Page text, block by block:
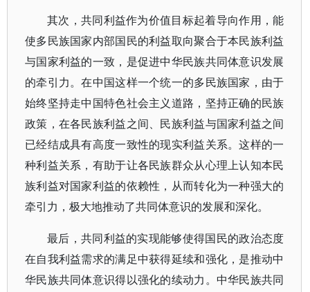
其次，共同利益作为价值目标起着导向作用，能
使多民族国家内部国民的利益取向聚合于本民族利益
与国家利益的一致，是促进中华民族共同体意识发展
的牵引力。在中国这样一个统一的多民族国家，由于
始终坚持走中国特色社会主义道路，坚持正确的民族
政策，在各民族利益之间、民族利益与国家利益之间
已经结成具有高度一致性的现实利益关系。这样的一
种利益关系，有助于让各民族群众从心理上认知本民
族利益对国家利益的依赖性，从而转化为一种强大的
牵引力，极大地推动了共同体意识的发展和深化。
最后，共同利益的实现能够使得国民的政治态度
在自我利益需求的满足中获得延续和强化，是推动中
华民族共同体意识得以强化的续动力。中华民族共同